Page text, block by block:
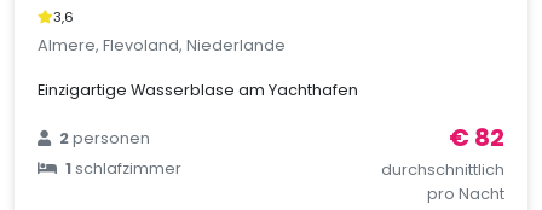
3,6
Almere, Flevoland, Niederlande
Einzigartige Wasserblase am Yachthafen
2personen
1schlafzimmer
€ 82
durchschnittlich
pro Nacht